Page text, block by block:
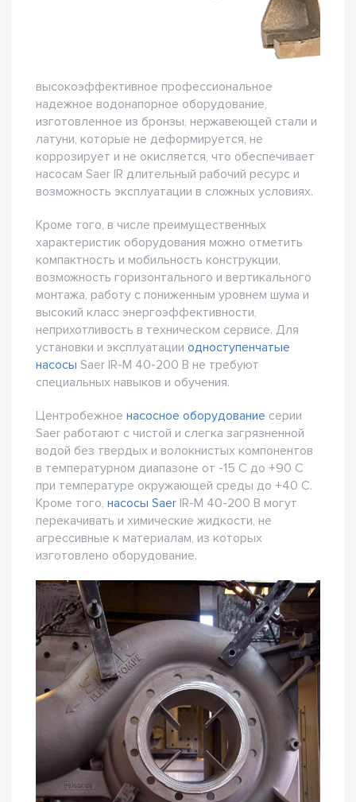
высокоэффективное профессиональное
надежное водонапорное оборудование,
изготовленное из бронзы, нержавеющей стали и
латуни, которые не деформируется, не
коррозирует и не окисляется, что обеспечивает
насосам Saer IR длительный рабочий ресурс и
возможность эксплуатации в сложных условиях.
Кроме того, в числе преимущественных
характеристик оборудования можно отметить
компактность и мобильность конструкции,
возможность горизонтального и вертикального
монтажа, работу с пониженным уровнем шума и
высокий класс энергоэффективности,
неприхотливость в техническом сервисе. Для
установки и эксплуатации одноступенчатые
насосы Saer IR-M 40-200 B не требуют
специальных навыков и обучения.
Центробежное насосное оборудование серии
Saer работают с чистой и слегка загрязненной
водой без твердых и волокнистых компонентов
в температурном диапазоне от -15 С до +90 С
при температуре окружающей среды до +40 С.
Кроме того, насосы Saer IR-M 40-200 B могут
перекачивать и химические жидкости, не
агрессивные к материалам, из которых
изготовлено оборудование.